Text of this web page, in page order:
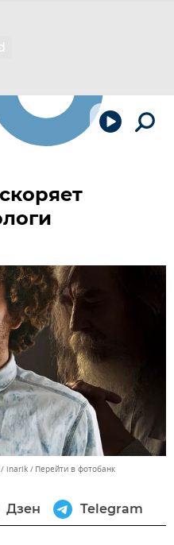
inarik Перейти в фотобанк
Дзен Telegram